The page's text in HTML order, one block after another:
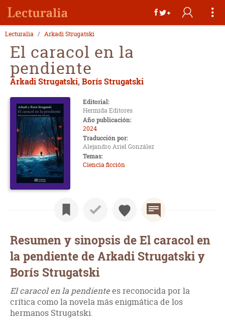
Lecturalia Arkadi Strugatski
El caracol en la
pendiente
Arkadi Strugatski, Borís Strugatski
Editorial:
Hermida Editores
Año publicación:
2024
Traducción por:
Alejandro Ariel González
Temas:
Ciencia ficción
Resumen y sinopsis de El caracol en
la pendiente de Arkadi Strugatski y
Borís Strugatski
El caracol en la pendientees reconocida por la
crítica como la novela más enigmática de los
hermanos Strugatski.